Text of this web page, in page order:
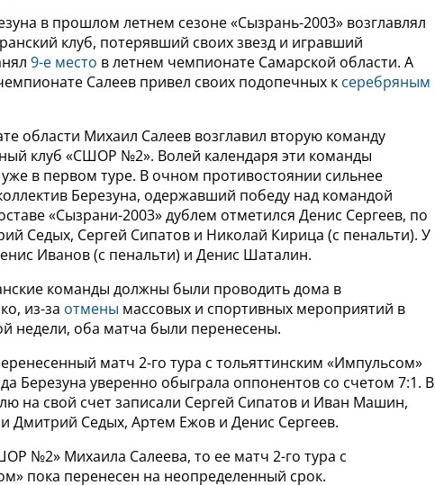
в прошлом летнем сезоне «Сызрань-2003» возглавлял
клуб, потерявший своих звезд и игравший
9-е место в летнем чемпионате Самарской области. А
Салеев привел своих подопечных к серебряным
области Михаил Салеев возглавил вторую команду
клуб «СШОР №2». Волей календаря эти команды
в первом туре. В очном противостоянии сильнее
Березуна, одержавший победу над командой
«Сызрани-2003» дублем отметился Денис Сергеев, по
Седых, Сергей Сипатов и Николай Кирица (с пенальти). У
Иванов (с пенальти) и Денис Шаталин.
команды должны были проводить дома в
из-за отмены массовых и спортивных мероприятий в
недели, оба матча были перенесены.
матч 2-го тура с тольяттинским «Импульсом»
Березуна уверенно обыграла оппонентов со счетом 7:1. В
на свой счет записали Сергей Сипатов и Иван Машин,
Дмитрий Седых, Артем Ежов и Денис Сергеев.
№2» Михаила Салеева, то ее матч 2-го тура с
пока перенесен на неопределенный срок.